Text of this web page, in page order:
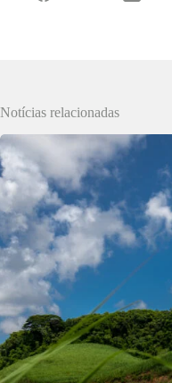
Notícias relacionadas